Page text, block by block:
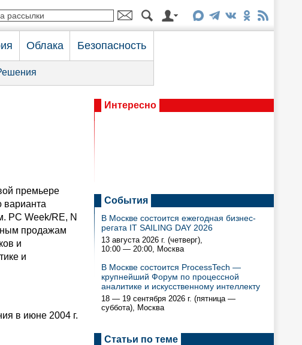
Облака Безопасность
премьере
варианта
PC Week/RE, N
продажам
и
и
в июне 2004 г.
Интересно
События
В Москве состоится ежегодная бизнес-
регата IT SAILING DAY 2026
13 августа 2026 г. (четверг),
10:00 — 20:00, Москва
В Москве состоится ProcessTech —
крупнейший Форум по процессной
аналитике и искусственному интеллекту
18 — 19 сентября 2026 г. (пятница —
суббота), Москва
Статьи по теме